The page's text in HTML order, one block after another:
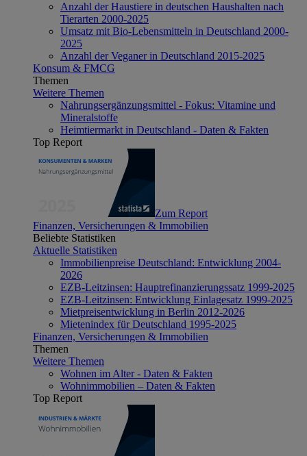
Anzahl der Haustiere in deutschen Haushalten nach
Tierarten 2000-2025
Umsatz mit Bio-Lebensmitteln in Deutschland 2000-
2025
Anzahl der Veganer in Deutschland 2015-2025
Konsum & FMCG
Themen
Weitere Themen
Nahrungsergänzungsmittel - Fokus: Vitamine und
Mineralstoffe
Heimtiermarkt in Deutschland - Daten & Fakten
Top Report
Zum Report
Finanzen, Versicherungen & Immobilien
Beliebte Statistiken
Aktuelle Statistiken
Immobilienpreise Deutschland: Entwicklung 2004-
2026
EZB-Leitzinsen: Hauptrefinanzierungssatz 1999-2025
EZB-Leitzinsen: Entwicklung Einlagesatz 1999-2025
Mietpreisentwicklung in Berlin 2012-2026
Mietenindex für Deutschland 1995-2025
Finanzen, Versicherungen & Immobilien
Themen
Weitere Themen
Wohnen im Alter - Daten & Fakten
Wohnimmobilien – Daten & Fakten
Top Report